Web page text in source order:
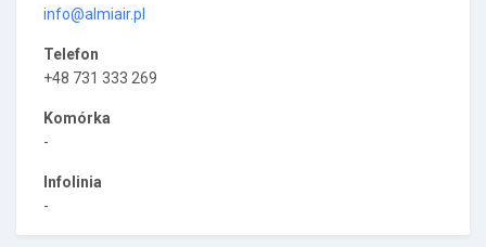
info@almiair.pl
Telefon
+48 731 333 269
Komórka
-
Infolinia
-